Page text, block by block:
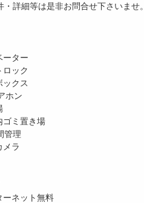
詳細等は是非お問合せ下さいませ。
ーター
ロック
ックス
ホン
ゴミ置き場
管理
メラ
ーネット無料